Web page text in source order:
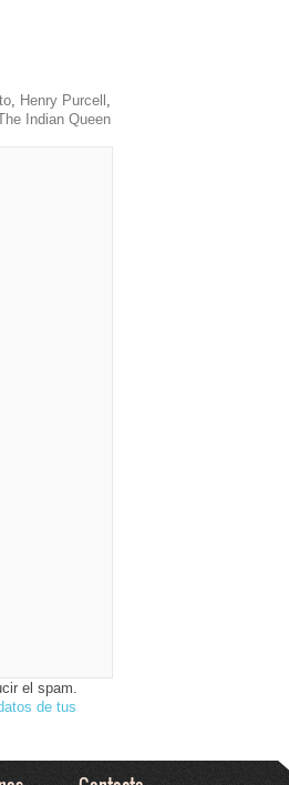
, Henry Purcell ,
Indian Queen
el spam.
de tus